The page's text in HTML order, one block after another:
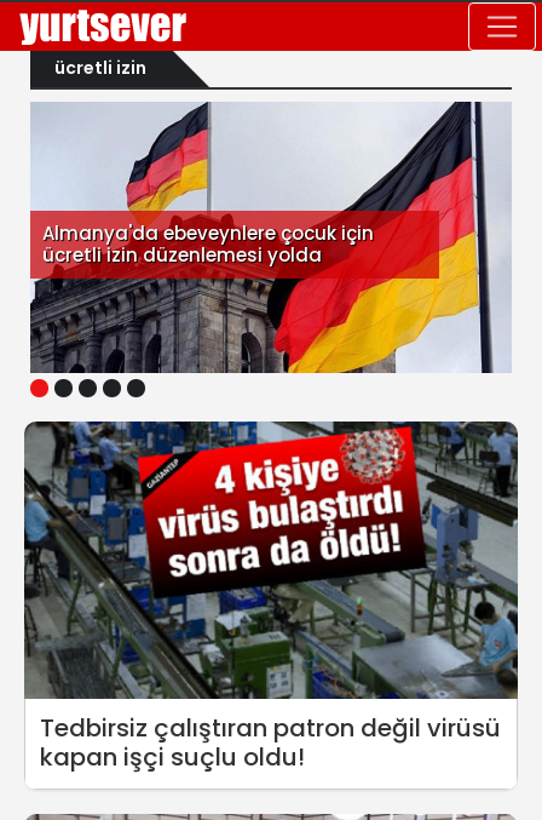
ücretli izin
1 2 3 4 5
Almanya'da ebeveynlere çocuk için
ücretli izin düzenlemesi yolda
Tedbirsiz çalıştıran patron değil virüsü
kapan işçi suçlu oldu!